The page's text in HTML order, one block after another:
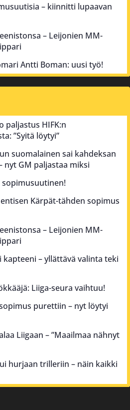
– kiinnitti lupaavan
– Leijonien MM-
Antti Boman: uusi työ!
paljastus HIFK:n
”Syitä löytyi”
suomalainen sai kahdeksan
nyt GM paljastaa miksi
sopimusuutinen!
Kärpät-tähden sopimus
– Leijonien MM-
kapteeni – yllättävä valinta teki
Liiga-seura vaihtuu!
purettiin – nyt löytyi
Liigaan – ”Maailmaa nähnyt
hurjaan trilleriin – näin kaikki